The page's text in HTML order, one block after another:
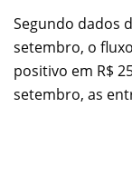
Segundo dados
setembro, o
positivo em R$
setembro, as